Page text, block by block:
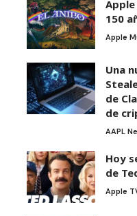
Apple
150
Apple
Una
de
de
AAPL
Hoy
de
Apple